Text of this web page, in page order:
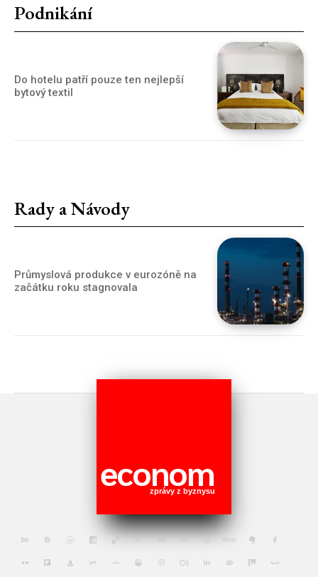
Podnikání
Do hotelu patří pouze ten nejlepší
bytový textil
Rady a Návody
Průmyslová produkce v eurozóně na
začátku roku stagnovala
econom
zprávy z byznysu